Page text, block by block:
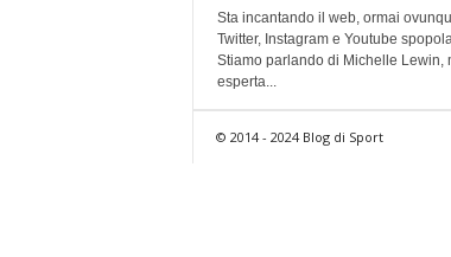
Sta incantando il web, ormai
Twitter, Instagram e Youtube
Stiamo parlando di Michelle Lewin,
esperta...
© 2014 - 2024 Blog di Sport